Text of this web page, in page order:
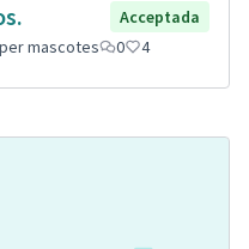
Acceptada
mascotes 0 4